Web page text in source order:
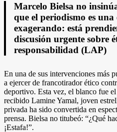
Marcelo Bielsa no
que el periodismo es una
exagerando: está
discusión urgente sobre
responsabilidad (LAP)
En una de sus intervenciones más
a ejercer de francotirador ético
deportivo. Esta vez, el blanco fue
recibido Lamine Yamal, joven
privada ha sido convertida en
prensa. Bielsa no titubeó: “¿Qué
¡Estafa!”.